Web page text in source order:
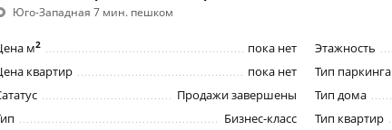
Юго-Западная 7 мин. пешком
м2
пока нет
квартир
пока нет
Продажи завершены
Бизнес-класс
Этажность
Тип паркинга
Тип дома
Тип квартир